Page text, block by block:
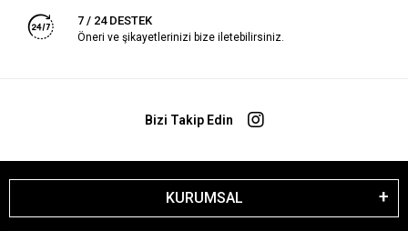
7 / 24 DESTEK
Öneri ve şikayetlerinizi bize iletebilirsiniz.
Bizi Takip Edin
KURUMSAL